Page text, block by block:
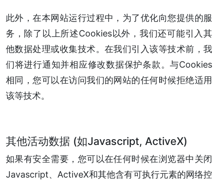
此外，在本网站运行过程中，为了优化向您提供的服
务，除了以上所述Cookies以外，我们还可能引入其
他数据处理或收集技术。在我们引入该等技术前，我
们将进行通知并相应修改数据保护条款。与Cookies
相同，您可以在访问我们的网站的任何时候拒绝适用
该等技术。
其他活动数据 (如Javascript, ActiveX)
如果有安全需要，您可以在任何时候在浏览器中关闭
Javascript、ActiveX和其他含有可执行元素的网络控